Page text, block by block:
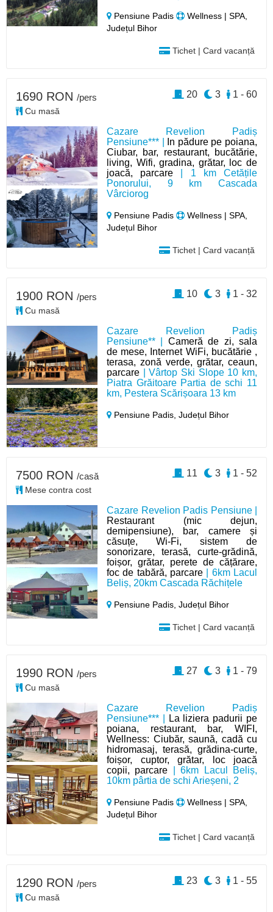
Pensiune Padis
Wellness | SPA,
Județul Bihor
Tichet | Card vacanță
Cazare Revelion Padiș
Pensiune*** |
In pădure pe poiana,
Ciubar, bar, restaurant, bucătărie,
living, Wifi, gradina, grătar, loc de
joacă, parcare | 1 km Cetățile
Ponorului, 9 km Cascada
Vârciorog
Pensiune Padis
Wellness | SPA,
Județul Bihor
Tichet | Card vacanță
1690 RON /pers
Cu masă
1 - 60
3
20
Cazare Revelion Padiș
Pensiune** | Cameră de zi, sala
de mese, Internet WiFi, bucătărie ,
terasa, zonă verde, grătar, ceaun,
parcare | Vârtop Ski Slope 10 km,
Piatra Grăitoare Partia de schi 11
km, Pestera Scărișoara 13 km
Pensiune Padis,Județul Bihor
1900 RON /pers
Cu masă
1 - 32
3
10
Cazare Revelion Padis Pensiune |
Restaurant (mic dejun,
demipensiune), bar, camere și
căsuțe, Wi-Fi, sistem de
sonorizare, terasă, curte-grădină,
foișor, grătar, perete de cățărare,
foc de tabără, parcare | 6km Lacul
Beliș, 20km Cascada Răchițele
Pensiune Padis,Județul Bihor
Tichet | Card vacanță
7500 RON /casă
Mese contra cost
1 - 52
3
11
Cazare Revelion Padiș
Pensiune*** |
La liziera padurii pe
poiana, restaurant, bar, WIFI,
Wellness: Ciubăr, saună, cadă cu
hidromasaj, terasă, grădina-curte,
foișor, cuptor, grătar, loc joacă
copii, parcare | 6km Lacul Beliș,
10km pârtia de schi Arieșeni, 2
Pensiune Padis
Wellness | SPA,
Județul Bihor
Tichet | Card vacanță
1990 RON /pers
Cu masă
1 - 79
3
27
1290 RON /pers
Cu masă
1 - 55
3
23